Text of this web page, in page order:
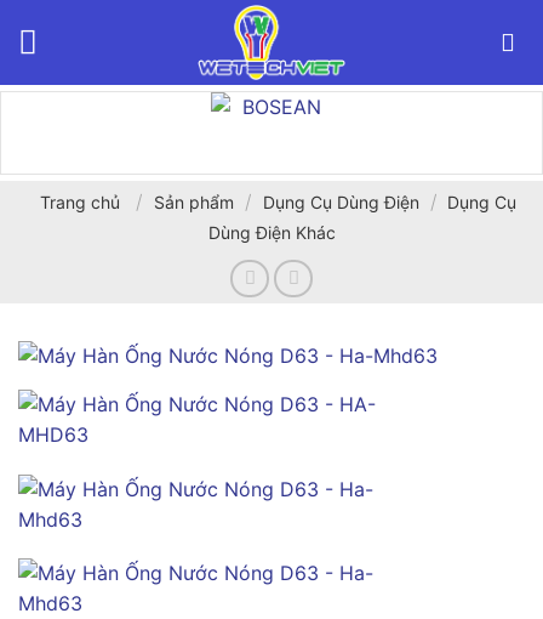
Trang chủ / Sản phẩm / Dụng Cụ Dùng Điện / Dụng Cụ
Dùng Điện Khác